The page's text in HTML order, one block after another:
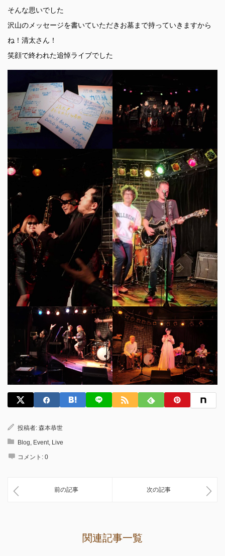
そんな思いでした
沢山のメッセージを書いていただきお墓まで持っていきますから
ね！清太さん！
笑顔で終われた追悼ライブでした
投稿者: 森本恭世
Blog, Event, Live
コメント: 0
前の記事 次の記事
関連記事一覧